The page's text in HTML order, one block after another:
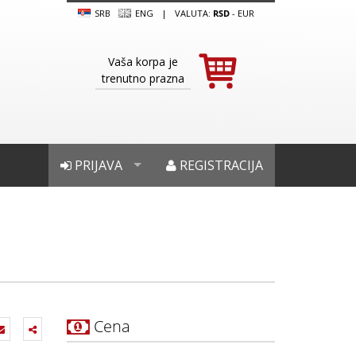
SRB ENG | VALUTA: RSD- EUR
Vaša korpa je
trenutno prazna
REGISTRACIJA
PRIJAVA
Cena